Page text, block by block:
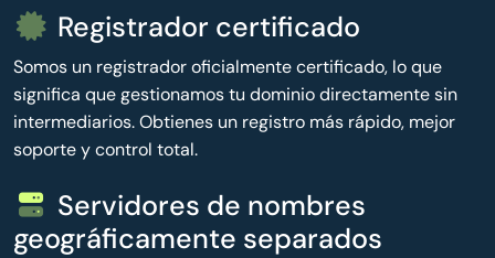
Registrador certificado
Somos un registrador oficialmente certificado, lo que
significa que gestionamos tu dominio directamente sin
intermediarios. Obtienes un registro más rápido, mejor
soporte y control total.
Servidores de nombres
geográficamente separados